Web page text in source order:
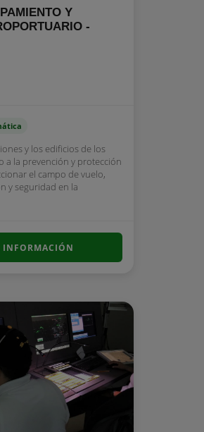
Y
-
y los edificios de los
a la prevención y protección
el campo de vuelo,
y seguridad en la
INFORMACIÓN